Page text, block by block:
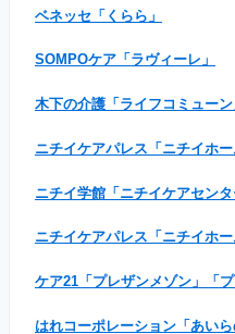
ベネッセ「くらら」
SOMPOケア「ラヴィーレ」
木下の介護「ライフコミューン
ニチイケアパレス「ニチイホー
ニチイ学館「ニチイケアセンタ
ニチイケアパレス「ニチイホー
ケア21「プレザンメゾン」「プ
はれコーポレーション「あいら